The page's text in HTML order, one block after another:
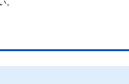
。